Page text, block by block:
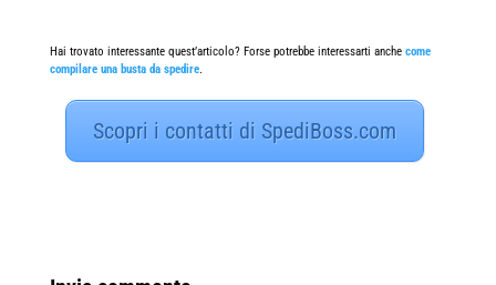
Hai trovato interessante quest’articolo? Forse potrebbe interessarti anche come
compilare una busta da spedire.
Scopri i contatti di SpediBoss.com